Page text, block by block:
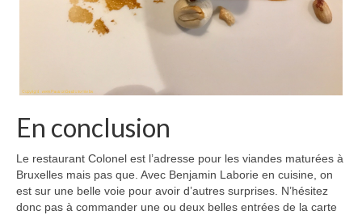
En conclusion
Le restaurant Colonel est l’adresse pour les viandes maturées à
Bruxelles mais pas que. Avec Benjamin Laborie en cuisine, on
est sur une belle voie pour avoir d’autres surprises. N’hésitez
donc pas à commander une ou deux belles entrées de la carte